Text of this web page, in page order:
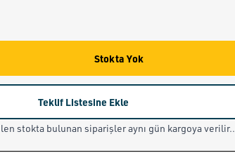
Stokta Yok
Teklif Listesine Ekle
stokta bulunan siparişler aynı gün kargoya verilir..